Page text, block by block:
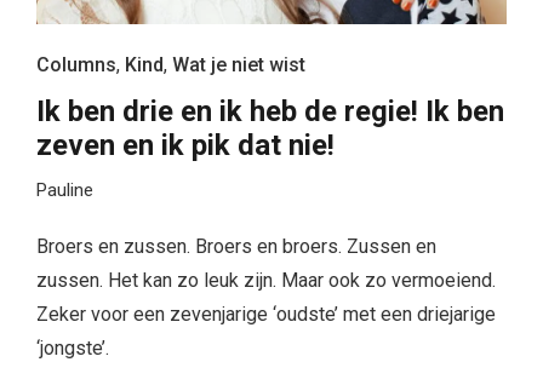
Columns, Kind, Wat je niet wist
Ik ben drie en ik heb de regie! Ik ben
zeven en ik pik dat nie!
Pauline
Broers en zussen. Broers en broers. Zussen en
zussen. Het kan zo leuk zijn. Maar ook zo vermoeiend.
Zeker voor een zevenjarige ‘oudste’ met een driejarige
‘jongste’.